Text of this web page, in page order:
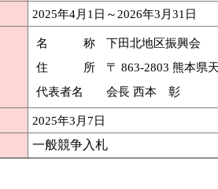
2025年4月1日～2026年3月31日
名 称
下田北地区振興会
住 所
〒 863-2803 熊本県
代表者名
会長 西本 彰
2025年3月7日
一般競争入札